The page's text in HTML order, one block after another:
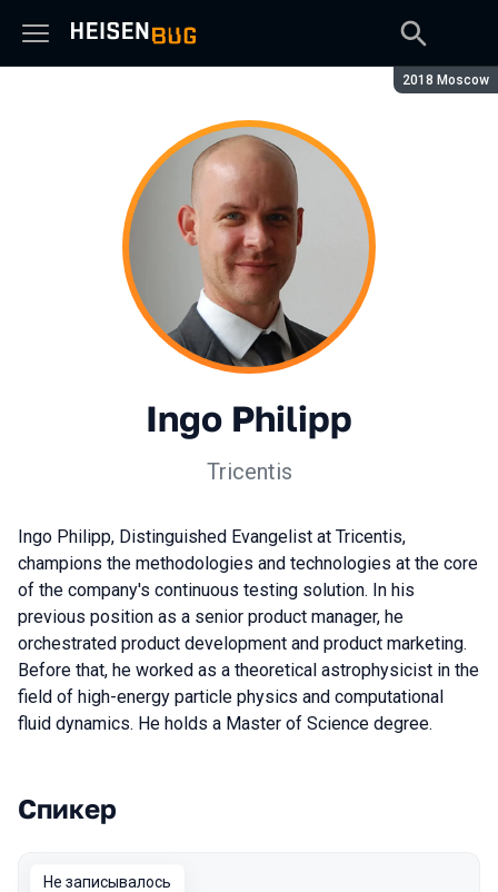
Сезон:
2018 Moscow
Ingo Philipp
Tricentis
Ingo Philipp, Distinguished Evangelist at Tricentis,
champions the methodologies and technologies at the core
of the company's continuous testing solution. In his
previous position as a senior product manager, he
orchestrated product development and product marketing.
Before that, he worked as a theoretical astrophysicist in the
field of high-energy particle physics and computational
fluid dynamics. He holds a Master of Science degree.
Выступления в сезоне 2018 Moscow
Спикер
Не записывалось